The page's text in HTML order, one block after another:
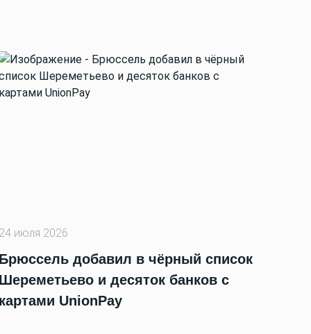
июля 2026
добавил в чёрный список
и десяток банков с
UnionPay